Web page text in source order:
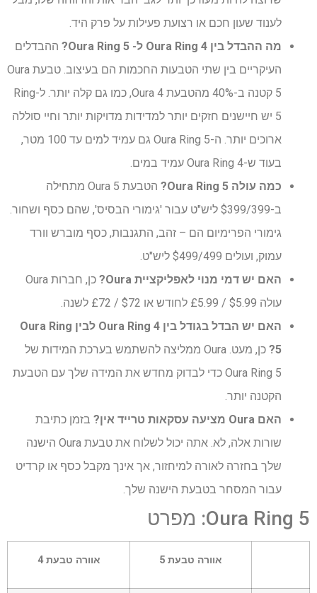
לענוד שעון חכם או רצועת פעילות על פרק היד.
מה ההבדל בין Oura Ring 4 ל- Oura Ring 5?
ההבדלים
העיקריים בין שתי הטבעות החכמות הם בעיצוב. טבעת Oura
5 קטנה ב-40% מהטבעת Oura 4, כמו גם קלה יותר. ל-Ring
5 יש חיישנים חזקים יותר למדידות מדויקות יותר וחיי סוללה
ארוכים יותר. ה-Oura Ring 5 גם עמיד למים עד 100 מטר,
בעוד ש-Oura Ring 4 עמיד במים.
כמה עולה Oura Ring 5?
הטבעת Oura 5 מתחילה
ב-$399/399 ליש"ט עבור 'גימורי הבסיס', שהם כסף ושחור.
גימורי הפרימיום הם – זהב, התגנבות, כסף מוברש וורד
עמוק, ועולים $499/499 ליש"ט.
האם יש דמי מנוי לאפליקציית Oura?
כן, חברות Oura
עולה $5.99 / £5.99 לחודש או $72 / £72 לשנה.
האם יש הבדל בגודל בין Oura Ring 4 לבין Oura Ring
5?
כן, מעט. Oura ממליצה להשתמש בערכת המידות של
Oura Ring 5 כדי לבדוק מחדש את המידה שלך עם הטבעת
הקטנה יותר.
האם Oura מציעה עסקאות טרייד אין?
בזמן כתיבת
שורות אלה, לא. אתה יכול לשלוח את טבעת Oura הישנה
שלך בחזרה לאורה למיחזור, אך אינך מקבל כסף או קרדיט
עבור המסחר בטבעת הישנה שלך.
Oura Ring 5: מפרט
–
אוורה טבעת 5 אוורה טבעת 4